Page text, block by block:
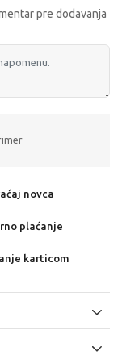
pre dodavanja
novca
plaćanje
karticom